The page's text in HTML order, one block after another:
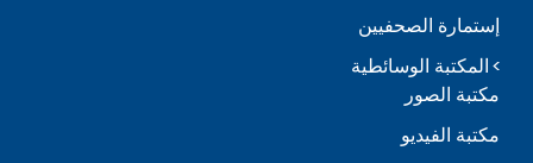
إستمارة الصحفيين
المكتبة الوسائطية
مكتبة الصور
مكتبة الفيديو